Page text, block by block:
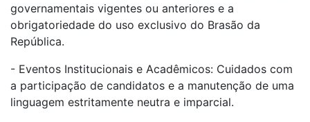
governamentais vigentes ou anteriores e a
obrigatoriedade do uso exclusivo do Brasão da
República.
- Eventos Institucionais e Acadêmicos: Cuidados com
a participação de candidatos e a manutenção de uma
linguagem estritamente neutra e imparcial.